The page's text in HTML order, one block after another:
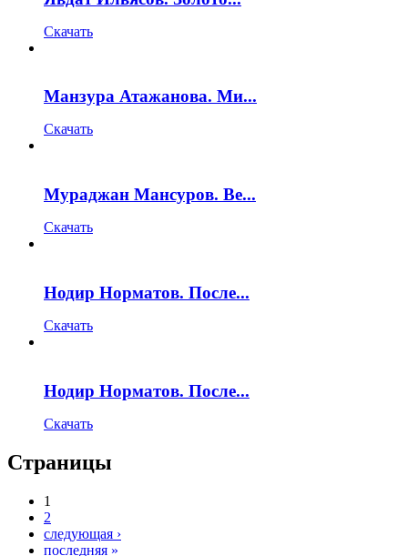
Скачать
Манзура Атажанова. Ми...
Скачать
Мураджан Мансуров. Ве...
Скачать
Нодир Норматов. После...
Скачать
Нодир Норматов. После...
Скачать
Страницы
1
2
следующая ›
последняя »